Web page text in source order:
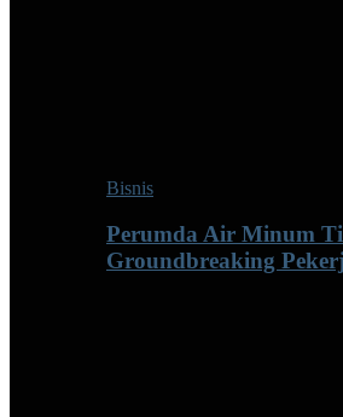
Bisnis
Perumda Air Minum
Groundbreaking